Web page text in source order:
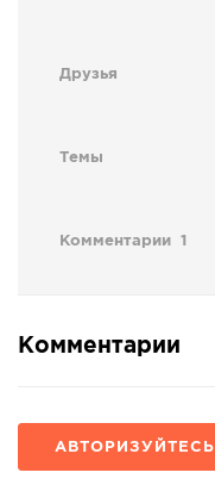
Друзья
Темы
Комментарии 1
Комментарии
АВТОРИЗУЙТЕСЬ